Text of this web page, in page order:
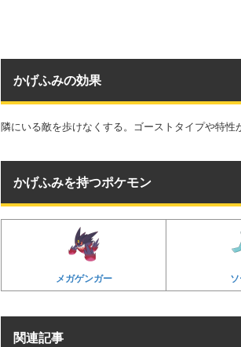
かげふみの効果
隣にいる敵を歩けなくする。ゴーストタイプや特性
かげふみを持つポケモン
メガゲンガー
関連記事